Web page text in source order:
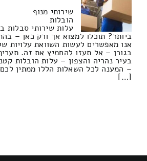
שירותי מנוף
הובלות
עלות שירותי סבלות
ביותר? תוכלו למצוא אך ורק כאן –
אנו מאפשרים לעשות השוואת עלויות
בגורן – אל תעזו להחמיץ את זה.
בעיר נהריה והצפון – עלות הובלות
– המענה לכל השאלות הללו ממתין
[…]